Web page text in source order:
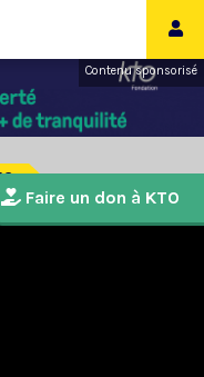
Contenu sponsorisé
Faire un don à KTO